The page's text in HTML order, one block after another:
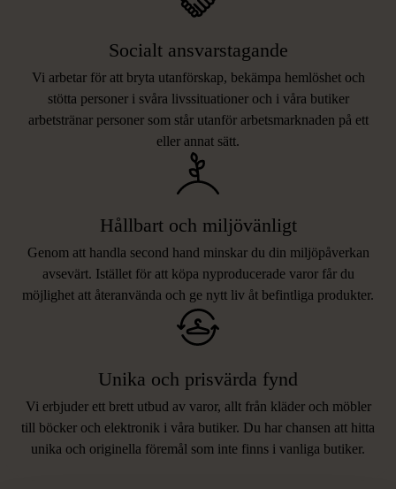
Socialt ansvarstagande
Vi arbetar för att bryta utanförskap, bekämpa hemlöshet och
stötta personer i svåra livssituationer och i våra butiker
arbetstränar personer som står utanför arbetsmarknaden på ett
eller annat sätt.
Hållbart och miljövänligt
Genom att handla second hand minskar du din miljöpåverkan
avsevärt. Istället för att köpa nyproducerade varor får du
möjlighet att återanvända och ge nytt liv åt befintliga produkter.
Unika och prisvärda fynd
Vi erbjuder ett brett utbud av varor, allt från kläder och möbler
till böcker och elektronik i våra butiker. Du har chansen att hitta
unika och originella föremål som inte finns i vanliga butiker.
LIKNANDE PRODUKTER
Hitta produkter som påminner om denna